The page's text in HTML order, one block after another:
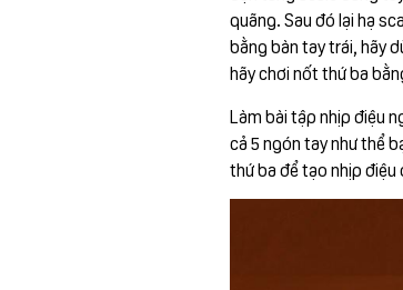
quãng. Sau đó lại hạ
bằng bàn tay trái, hãy
hãy chơi nốt thứ ba
Làm bài tập nhịp điệu
cả 5 ngón tay như thể
thứ ba để tạo nhịp điệu